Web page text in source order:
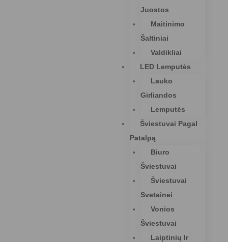
Juostos
Maitinimo
Šaltiniai
Valdikliai
LED Lemputės
Lauko
Girliandos
Lemputės
Šviestuvai Pagal
Patalpą
Biuro
Šviestuvai
Šviestuvai
Svetainei
Vonios
Šviestuvai
Laiptinių Ir